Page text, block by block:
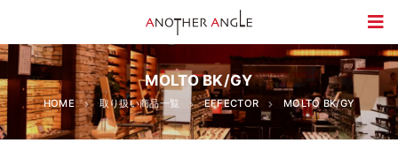
MOLTO BK/GY
HOME 取り扱い商品一覧 EFFECTOR MOLTO BK/GY